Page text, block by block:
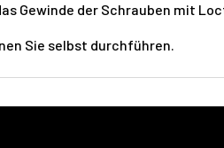
Gewinde der Schrauben mit
Sie selbst durchführen.